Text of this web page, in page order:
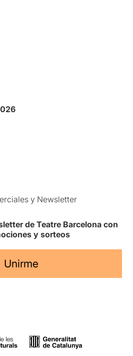
y Newsletter
de Teatre Barcelona con
y sorteos
Unirme